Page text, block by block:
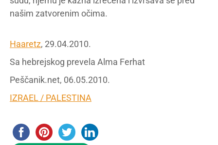
našim zatvorenim očima.
Haaretz, 29.04.2010.
Sa hebrejskog prevela Alma Ferhat
Peščanik.net, 06.05.2010.
IZRAEL / PALESTINA